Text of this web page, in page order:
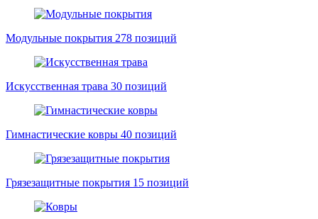
Модульные покрытия 278 позиций
Искусственная трава 30 позиций
Гимнастические ковры 40 позиций
Грязезащитные покрытия 15 позиций